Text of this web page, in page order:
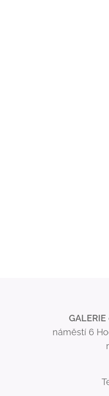
GALERIE
náměstí 6